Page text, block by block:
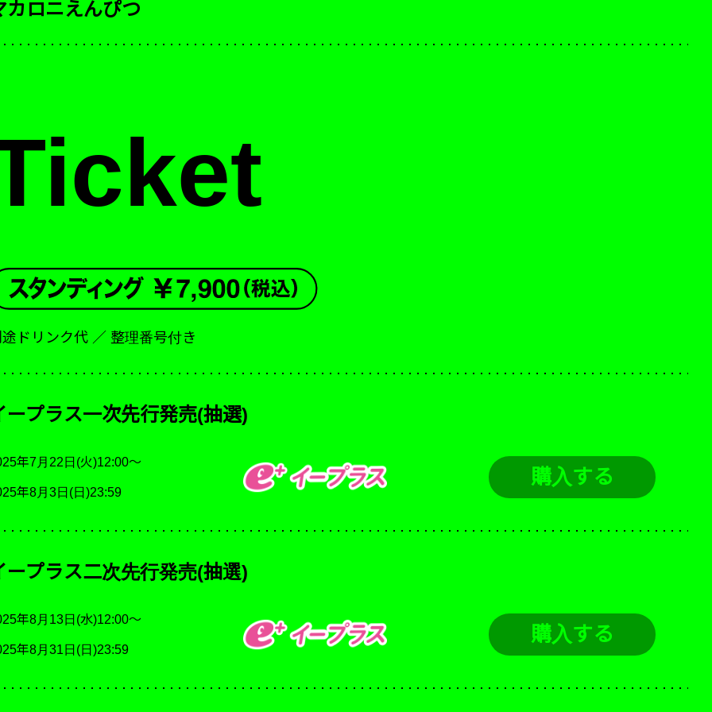
カロニえんぴつ
途ドリンク代 ／ 整理番号付き
ープラス一次先行発売(抽選)
年7月22日(火)12:00～
年8月3日(日)23:59
購入する
ープラス二次先行発売(抽選)
年8月13日(水)12:00～
年8月31日(日)23:59
購入する